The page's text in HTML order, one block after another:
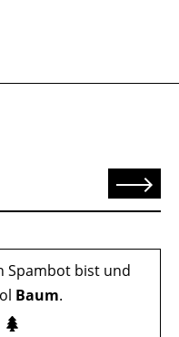
Senden
Spambot bist und
Baum.